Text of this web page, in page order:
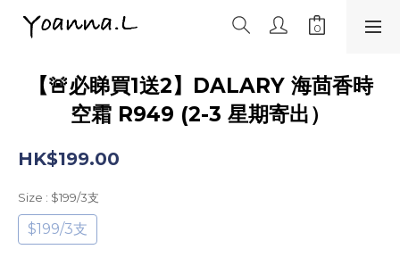
【🚨必睇買1送2】DALARY 海茴香時
空霜 R949 (2-3 星期寄出）
HK$199.00
Size : $199/3支
$199/3支